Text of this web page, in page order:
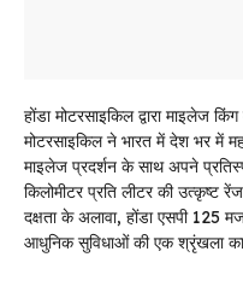
होंडा मोटरसाइकिल द्वारा माइलेज
मोटरसाइकिल ने भारत में देश भर में
माइलेज प्रदर्शन के साथ अपने
किलोमीटर प्रति लीटर की उत्कृष्ट
दक्षता के अलावा, होंडा एसपी 125
आधुनिक सुविधाओं की एक श्रृंखला का